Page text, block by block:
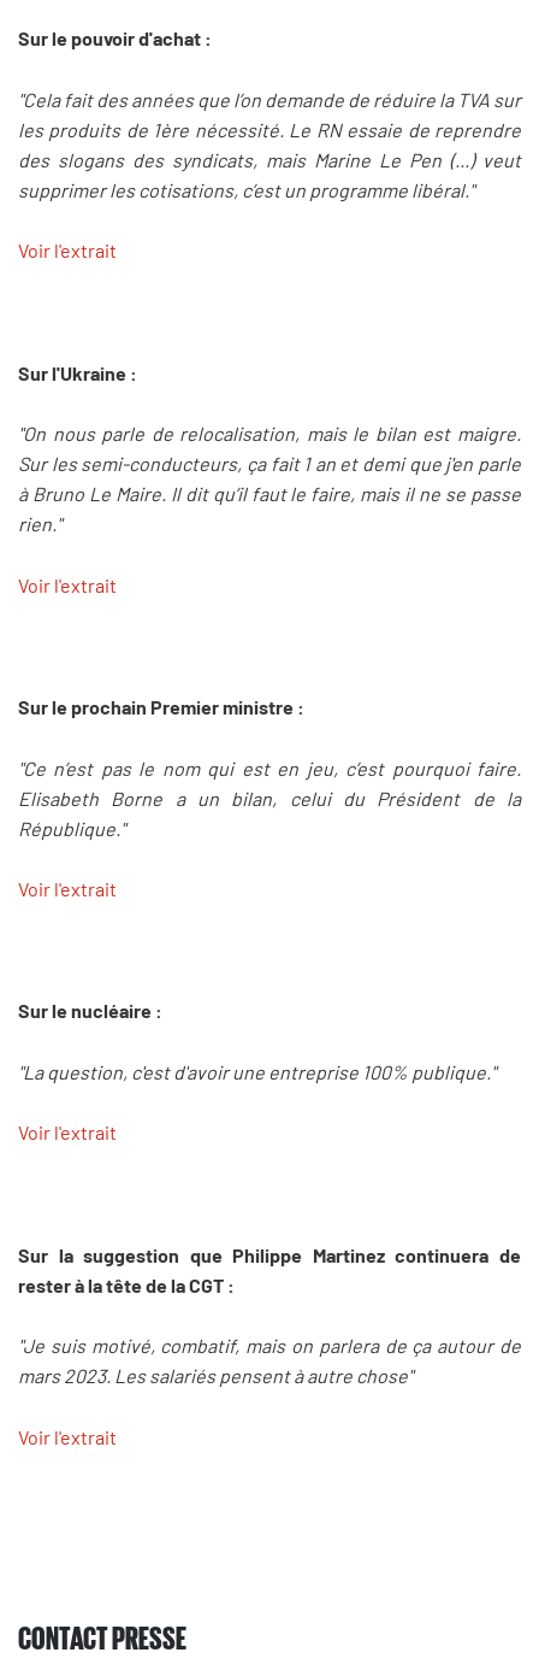
Sur le pouvoir d'achat :
"Cela fait des années que l’on demande de réduire la TVA sur
les produits de 1ère nécessité. Le RN essaie de reprendre
des slogans des syndicats, mais Marine Le Pen (...) veut
supprimer les cotisations, c’est un programme libéral."
Voir l'extrait
Sur l'Ukraine :
"On nous parle de relocalisation, mais le bilan est maigre.
Sur les semi-conducteurs, ça fait 1 an et demi que j'en parle
à Bruno Le Maire. Il dit qu’il faut le faire, mais il ne se passe
rien."
Voir l'extrait
Sur le prochain Premier ministre :
"Ce n’est pas le nom qui est en jeu, c’est pourquoi faire.
Elisabeth Borne a un bilan, celui du Président de la
République."
Voir l'extrait
Sur le nucléaire :
"La question, c'est d'avoir une entreprise 100% publique."
Voir l'extrait
Sur la suggestion que Philippe Martinez continuera de
rester à la tête de la CGT :
"Je suis motivé, combatif, mais on parlera de ça autour de
mars 2023. Les salariés pensent à autre chose"
Voir l'extrait
CONTACT PRESSE